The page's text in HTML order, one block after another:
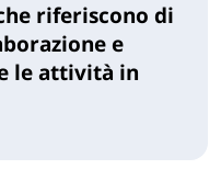
riferiscono di
e
le attività in